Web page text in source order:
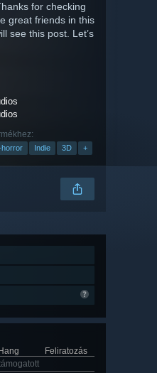
for checking
great friends in this
see this post. Let’s
horror Indie 3D +
Hang
Feliratozás